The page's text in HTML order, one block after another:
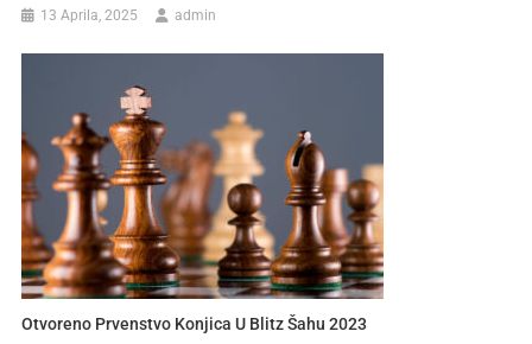
13 Aprila, 2025 admin
Otvoreno Prvenstvo Konjica U Blitz Šahu 2023